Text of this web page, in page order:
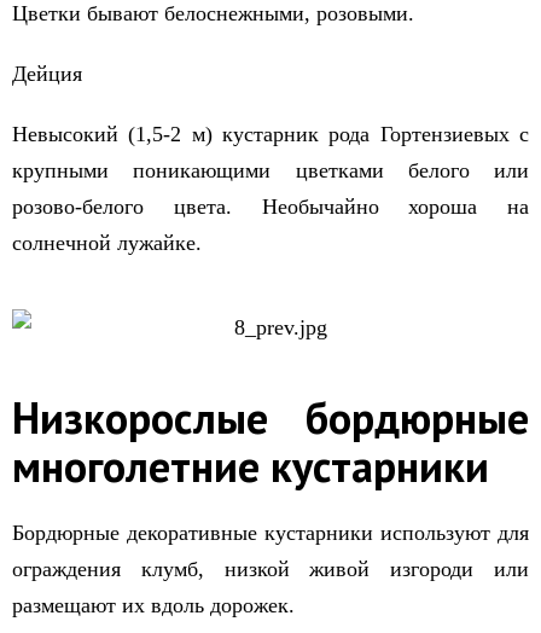
Цветки бывают белоснежными, розовыми.
Дейция
Невысокий (1,5-2 м) кустарник рода Гортензиевых с
крупными поникающими цветками белого или
розово-белого цвета. Необычайно хороша на
солнечной лужайке.
Низкорослые бордюрные
многолетние кустарники
Бордюрные декоративные кустарники используют для
ограждения клумб, низкой живой изгороди или
размещают их вдоль дорожек.